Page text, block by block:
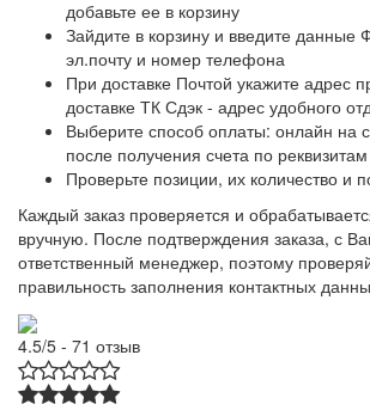
добавьте ее в корзину
Зайдите в корзину и введите данные
эл.почту и номер телефона
При доставке Почтой укажите адрес
доставке ТК Сдэк - адрес удобного
Выберите способ оплаты: онлайн на
после получения счета по реквизитам
Проверьте позиции, их количество и
Каждый заказ проверяется и
вручную. После подтверждения заказа, с
ответственный менеджер, поэтому
правильность заполнения контактных
4.5/5 - 71 отзыв